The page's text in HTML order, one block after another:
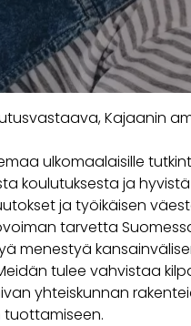
Kajaanin
ulkomaalaisille
koulutuksesta ja
ja työikäisen
tarvetta
menestyä
tulee vahvistaa
yhteiskunnan